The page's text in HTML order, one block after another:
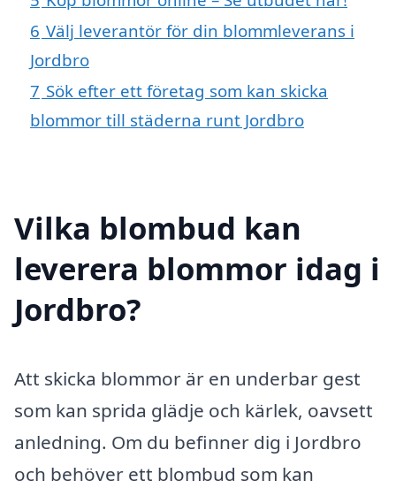
6 Välj leverantör för din blommleverans i
Jordbro
7 Sök efter ett företag som kan skicka
blommor till städerna runt Jordbro
Vilka blombud kan
leverera blommor idag i
Jordbro?
Att skicka blommor är en underbar gest
som kan sprida glädje och kärlek, oavsett
anledning. Om du befinner dig i Jordbro
och behöver ett blombud som kan